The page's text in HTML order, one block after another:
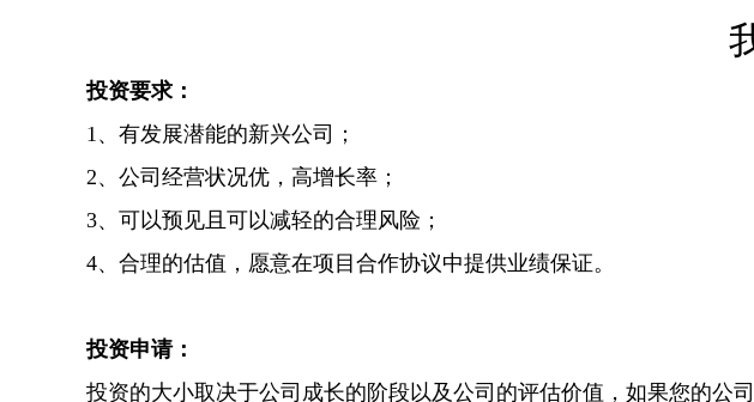
投资要求：
1、有发展潜能的新兴公司；
2、公司经营状况优，高增长率；
3、可以预见且可以减轻的合理风险；
4、合理的估值，愿意在项目合作协议中提供业绩保证。
投资申请：
投资的大小取决于公司成长的阶段以及公司的评估价值，如果您的公